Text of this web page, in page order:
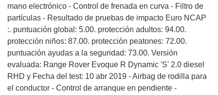
mano electrónico - Control de frenada en curva - Filtro de
partículas - Resultado de pruebas de impacto Euro NCAP
:. puntuación global: 5.00. protección adultos: 94.00.
protección niños: 87.00. protección peatones: 72.00.
puntuación ayudas a la seguridad: 73.00. Versión
evaluada: Range Rover Evoque R Dynamic 'S' 2.0 diesel
RHD y Fecha del test: 10 abr 2019 - Airbag de rodilla para
el conductor - Control de arranque en pendiente -